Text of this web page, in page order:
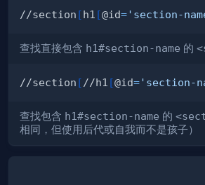
//section [h1 [@id='section-
查找直接包含 h1#section-name 的
//section [ //h1 [@id='section-
查找包含 h1#section-name 的
相同，但使用后代或自我而不是孩子）